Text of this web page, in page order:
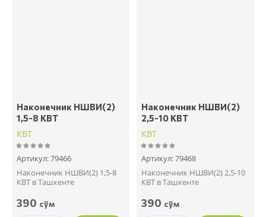
Наконечник НШВИ(2)
1,5-8 КВТ
КВТ
Артикул:79466
Наконечник НШВИ(2) 1,5-8
КВТ в Ташкенте
390 сўм
Наконечник НШВИ(2)
2,5-10 КВТ
КВТ
Артикул:79468
Наконечник НШВИ(2) 2,5-10
КВТ в Ташкенте
390 сўм